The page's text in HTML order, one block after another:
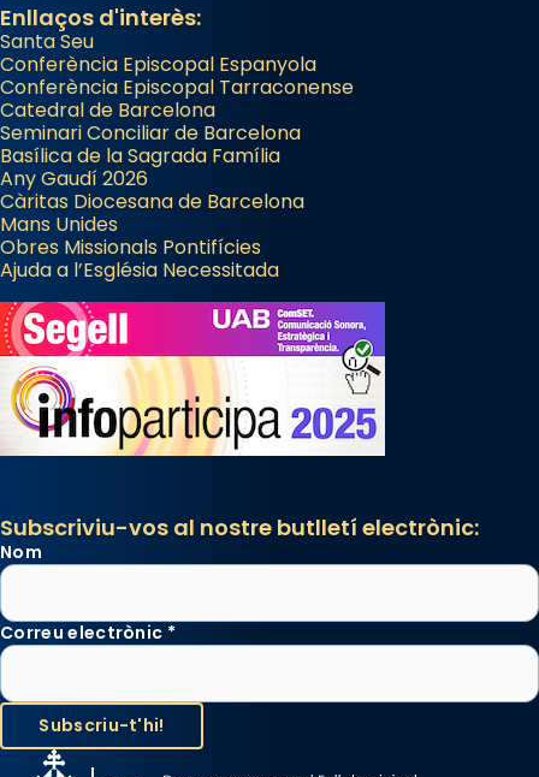
Enllaços d'interès:
Santa Seu
Conferència Episcopal Espanyola
Conferència Episcopal Tarraconense
Catedral de Barcelona
Seminari Conciliar de Barcelona
Basílica de la Sagrada Família
Any Gaudí 2026
Càritas Diocesana de Barcelona
Mans Unides
Obres Missionals Pontifícies
Ajuda a l’Església Necessitada
Subscriviu-vos al nostre butlletí electrònic:
Nom
Correu electrònic *